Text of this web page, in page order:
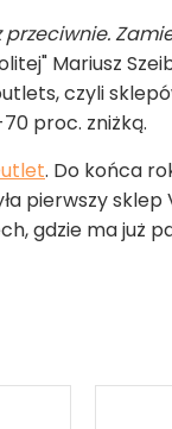
Mariusz
czyli
proc. zniżką.
. Do końca
pierwszy
gdzie ma już